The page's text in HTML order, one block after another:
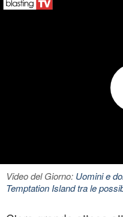
Video del Giorno: Uomini e
Temptation Island tra le